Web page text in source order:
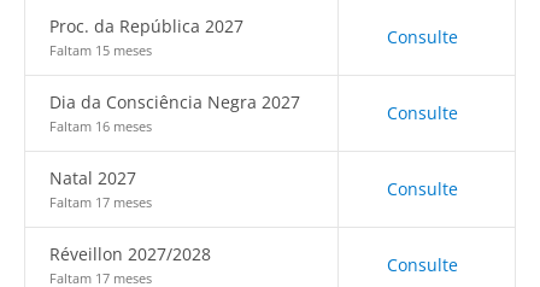
Proc. da República 2027
Faltam 15 meses
Consulte
Dia da Consciência Negra 2027
Faltam 16 meses
Consulte
Natal 2027
Faltam 17 meses
Consulte
Réveillon 2027/2028
Faltam 17 meses
Consulte